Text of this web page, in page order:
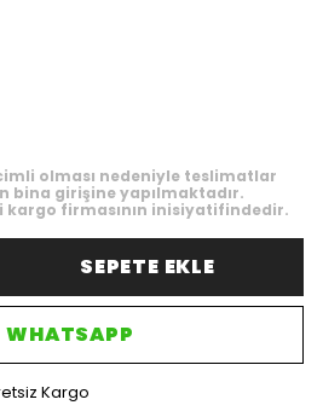
olması nedeniyle teslimatlar
bina girişine yapılmaktadır.
kargo firmasının inisiyatifindedir.
SEPETE EKLE
WHATSAPP
Kargo